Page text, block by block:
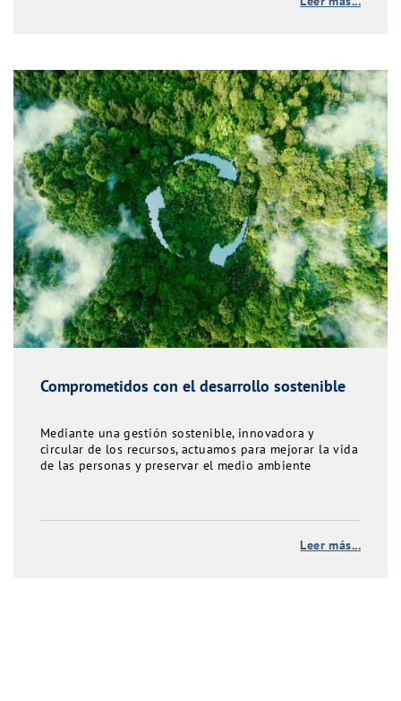
Comprometidos con el desarrollo sostenible
Mediante una gestión sostenible, innovadora y
circular de los recursos, actuamos para mejorar la vida
de las personas y preservar el medio ambiente
Leer más...